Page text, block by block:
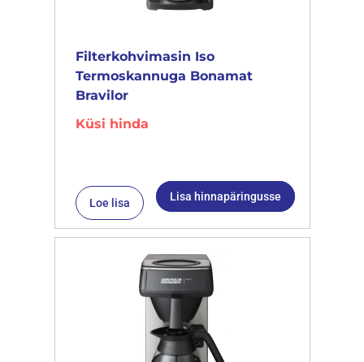
Filterkohvimasin Iso
Termoskannuga Bonamat
Bravilor
Küsi hinda
Loe lisa Lisa hinnapäringusse